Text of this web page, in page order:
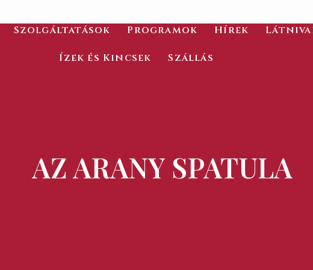
Szolgáltatások Programok Hírek
Ízek és Kincsek Szállás
AZ ARANY SPATULA